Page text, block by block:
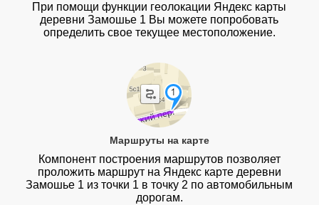
При помощи функции геолокации Яндекс карты
деревни Замошье 1 Вы можете попробовать
определить свое текущее местоположение.
Маршруты на карте
Компонент построения маршрутов позволяет
проложить маршрут на Яндекс карте деревни
Замошье 1 из точки 1 в точку 2 по автомобильным
дорогам.